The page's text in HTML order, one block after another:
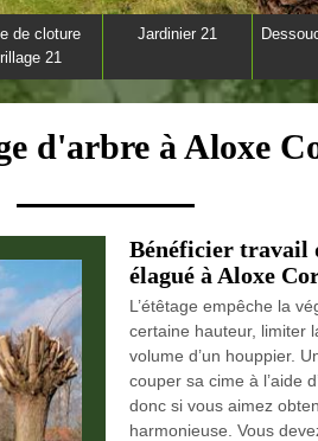
de cloture
21
Jardinier 21
d'arbre à Aloxe
Bénéficier travail
élagué à Aloxe
L’étêtage empêche la
certaine hauteur, limiter
volume d’un houppier.
couper sa cime à l’aide
donc si vous aimez
harmonieuse. Vous